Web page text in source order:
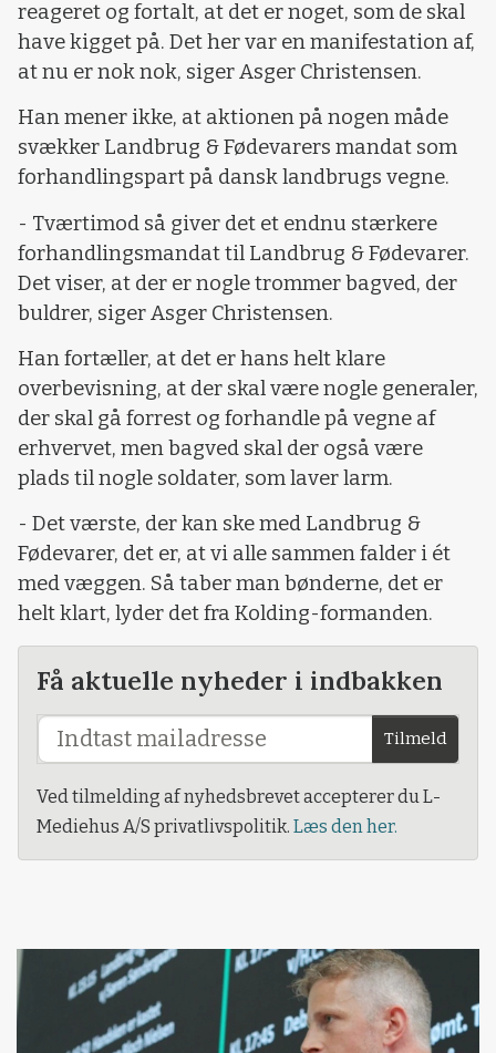
reageret og fortalt, at det er noget, som de skal
have kigget på. Det her var en manifestation af,
at nu er nok nok, siger Asger Christensen.
Han mener ikke, at aktionen på nogen måde
svækker Landbrug & Fødevarers mandat som
forhandlingspart på dansk landbrugs vegne.
- Tværtimod så giver det et endnu stærkere
forhandlingsmandat til Landbrug & Fødevarer.
Det viser, at der er nogle trommer bagved, der
buldrer, siger Asger Christensen.
Han fortæller, at det er hans helt klare
overbevisning, at der skal være nogle generaler,
der skal gå forrest og forhandle på vegne af
erhvervet, men bagved skal der også være
plads til nogle soldater, som laver larm.
- Det værste, der kan ske med Landbrug &
Fødevarer, det er, at vi alle sammen falder i ét
med væggen. Så taber man bønderne, det er
helt klart, lyder det fra Kolding-formanden.
Få aktuelle nyheder i indbakken
Tilmeld
Ved tilmelding af nyhedsbrevet accepterer du L-
Mediehus A/S privatlivspolitik. Læs den her.